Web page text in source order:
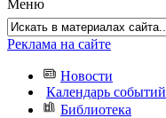
Меню
Реклама на сайте
Новости
Календарь событий
Библиотека